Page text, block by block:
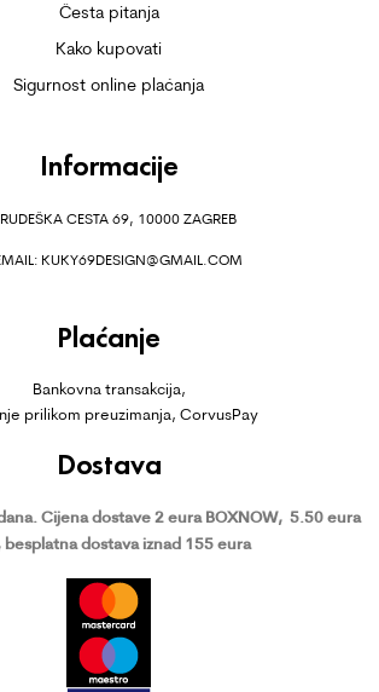
Česta pitanja
Kako kupovati
Sigurnost online plaćanja
Informacije
RUDEŠKA CESTA 69, 10000 ZAGREB
KUKY69DESIGN@GMAIL.COM
Plaćanje
Bankovna transakcija,
prilikom preuzimanja, CorvusPay
Dostava
Cijena dostave 2 eura BOXNOW, 5.50 eura
besplatna dostava iznad 155 eura